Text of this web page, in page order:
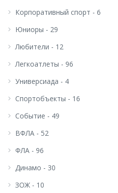
Корпоративный спорт - 6
Юниоры - 29
Любители - 12
Легкоатлеты - 96
Универсиада - 4
Спортобъекты - 16
Событие - 49
ВФЛА - 52
ФЛА - 96
Динамо - 30
ЗОЖ - 10